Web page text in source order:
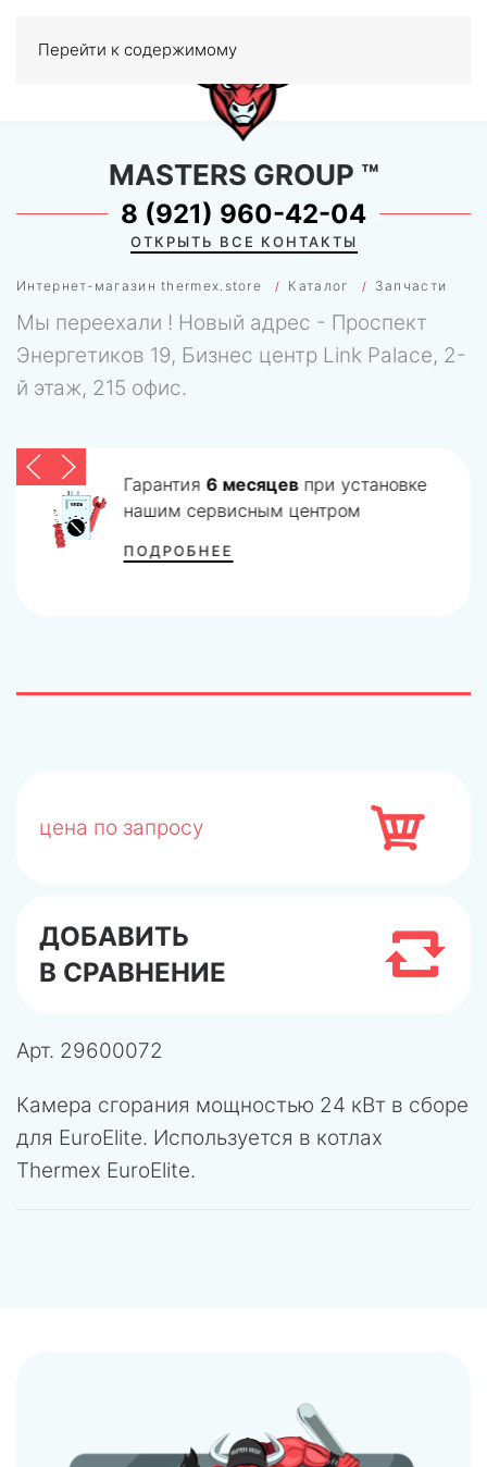
Перейти к содержимому
0
Интернет-магазин thermex.store Каталог Запчасти
MASTERS GROUP ™
8 (921) 960-42-04
ОТКРЫТЬ ВСЕ КОНТАКТЫ
Мы переехали ! Новый адрес - Проспект
Энергетиков 19, Бизнес центр Link Palace, 2-
й этаж, 215 офис.
Гарантия 6 месяцевпри установке
нашим сервисным центром
ПОДРОБНЕЕ
цена по запросу
ДОБАВИТЬ
В СРАВНЕНИЕ
Арт. 29600072
Камера сгорания мощностью 24 кВт в сборе
для EuroElite. Используется в котлах
Thermex EuroElite.